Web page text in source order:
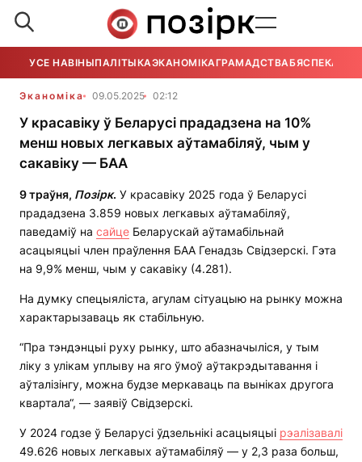
УСЕ НАВІНЫПАЛІТЫКАЭКАНОМІКАГРАМАДСТВАБЯСПЕКА
Эканоміка 09.05.2025 02:12
У красавіку ў Беларусі прададзена на 10%
менш новых легкавых аўтамабіляў, чым у
сакавіку — БАА
9 траўня, Позірк. У красавіку 2025 года ў Беларусі
прададзена 3.859 новых легкавых аўтамабіляў,
паведаміў на сайце Беларускай аўтамабільнай
асацыяцыі член праўлення БАА Генадзь Свідзерскі. Гэта
на 9,9% менш, чым у сакавіку (4.281).
На думку спецыяліста, агулам сітуацыю на рынку можна
характарызаваць як стабільную.
“Пра тэндэнцыі руху рынку, што абазначыліся, у тым
ліку з улікам уплыву на яго ўмоў аўтакрэдытавання і
аўталізінгу, можна будзе меркаваць па выніках другога
квартала“, — заявіў Свідзерскі.
У 2024 годзе ў Беларусі ўдзельнікі асацыяцыі рэалізавалі
49.626 новых легкавых аўтамабіляў — у 2,3 раза больш,